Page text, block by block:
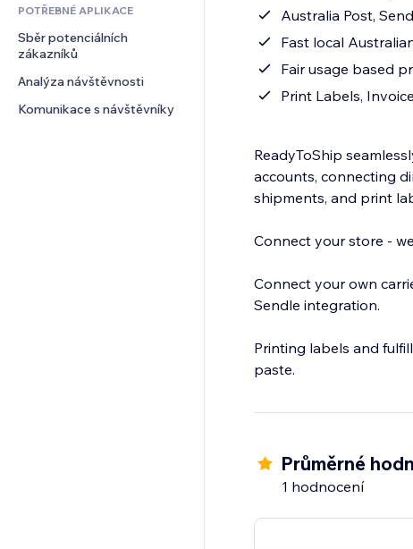
Počasí
Tabulky a grafy
CRM
POTŘEBNÉ APLIKACE
Sběr potenciálních
zákazníků
Analýza návštěvnosti
Komunikace s návštěvníky
Australia Post,
Fast local
Fair usage based
Print Labels,
ReadyToShip
accounts, connecting
shipments, and print
Connect your store -
Connect your own
Sendle integration.
Printing labels and
paste.
Průměrné
1 hodnocení